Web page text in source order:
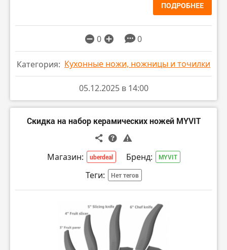
ПОДРОБНЕЕ
0 0
Категория: Кухонные ножи, ножницы и точилки
05.12.2025 в 14:00
Скидка на набор керамических ножей MYVIT
Магазин: uberdeal Бренд: MYVIT
Теги: Нет тегов